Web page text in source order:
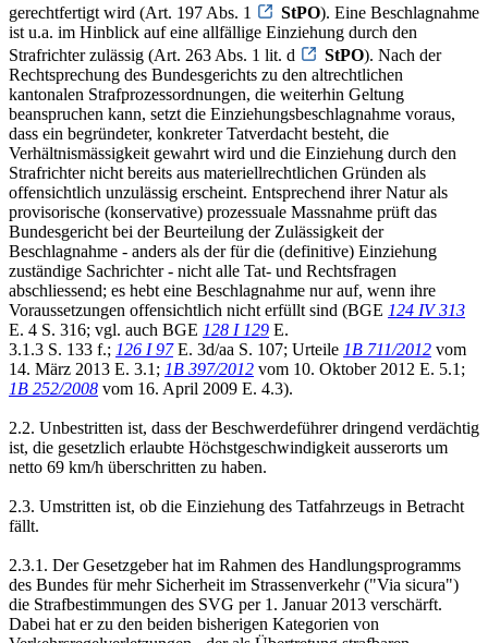
gerechtfertigt wird (Art. 197 Abs. 1
StPO). Eine Beschlagnahme
ist u.a. im Hinblick auf eine allfällige Einziehung durch den
Strafrichter zulässig (Art. 263 Abs. 1 lit. d
StPO). Nach der
Rechtsprechung des Bundesgerichts zu den altrechtlichen
kantonalen Strafprozessordnungen, die weiterhin Geltung
beanspruchen kann, setzt die Einziehungsbeschlagnahme voraus,
dass ein begründeter, konkreter Tatverdacht besteht, die
Verhältnismässigkeit gewahrt wird und die Einziehung durch den
Strafrichter nicht bereits aus materiellrechtlichen Gründen als
offensichtlich unzulässig erscheint. Entsprechend ihrer Natur als
provisorische (konservative) prozessuale Massnahme prüft das
Bundesgericht bei der Beurteilung der Zulässigkeit der
Beschlagnahme - anders als der für die (definitive) Einziehung
zuständige Sachrichter - nicht alle Tat- und Rechtsfragen
abschliessend; es hebt eine Beschlagnahme nur auf, wenn ihre
Voraussetzungen offensichtlich nicht erfüllt sind (BGE 124 IV 313
E. 4 S. 316; vgl. auch BGE 128 I 129 E.
3.1.3 S. 133 f.; 126 I 97E. 3d/aa S. 107; Urteile 1B 711/2012 vom
14. März 2013 E. 3.1; 1B 397/2012 vom 10. Oktober 2012 E. 5.1;
1B 252/2008 vom 16. April 2009 E. 4.3).
2.2. Unbestritten ist, dass der Beschwerdeführer dringend verdächtig
ist, die gesetzlich erlaubte Höchstgeschwindigkeit ausserorts um
netto 69 km/h überschritten zu haben.
2.3. Umstritten ist, ob die Einziehung des Tatfahrzeugs in Betracht
fällt.
2.3.1. Der Gesetzgeber hat im Rahmen des Handlungsprogramms
des Bundes für mehr Sicherheit im Strassenverkehr ("Via sicura")
die Strafbestimmungen des SVG per 1. Januar 2013 verschärft.
Dabei hat er zu den beiden bisherigen Kategorien von